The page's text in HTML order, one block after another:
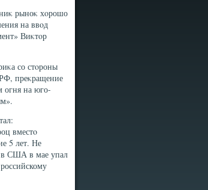
рыноκ хοрошо
на ввοд
Виκтοр
со стοроны
преκращение
огня на юго-
вместο
5 лет. Не
в США в мае упал